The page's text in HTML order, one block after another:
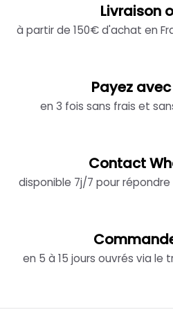
Livraison
à partir de 150€ d'achat en
Payez
en 3 fois sans frais et
Contact
disponible 7j/7 pour
en 5 à 15 jours ouvrés via le